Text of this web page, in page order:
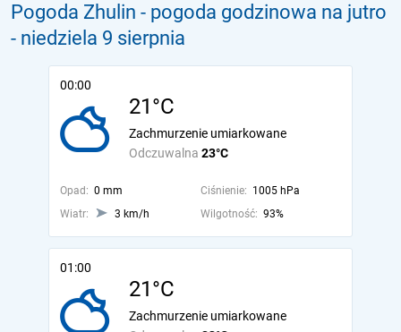
Pogoda Zhulin - pogoda godzinowa na jutro
- niedziela 9 sierpnia
00:00
21°C
Odczuwalna 23°C
Zachmurzenie umiarkowane
Opad: 0 mm Ciśnienie: 1005 hPa
Wiatr:
3 km/h Wilgotność: 93%
01:00
21°C
Zachmurzenie umiarkowane